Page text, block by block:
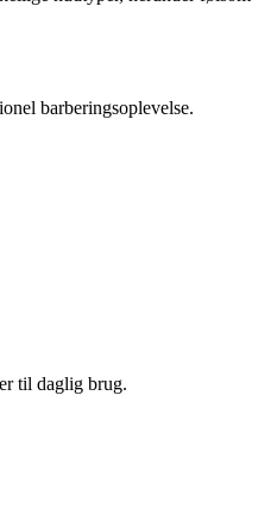
barberingsoplevelse.
til daglig brug.